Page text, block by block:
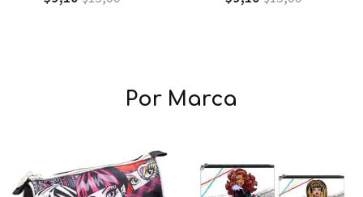
Por Marca